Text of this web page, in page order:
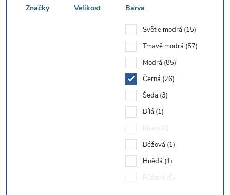
Značky Velikost Barva
Světle modrá 15
Tmavě modrá 57
Modrá 85
Černá 26
Šedá 3
Bílá 1
Khaki
0
Béžová 1
Hnědá 1
Růžová
0